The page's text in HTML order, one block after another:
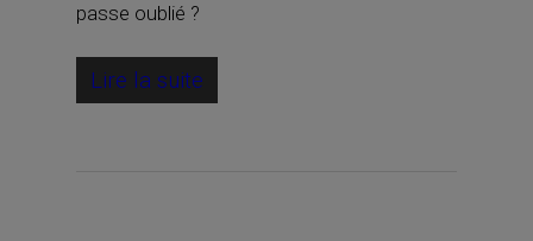
passe oublié ?
Lire la suite